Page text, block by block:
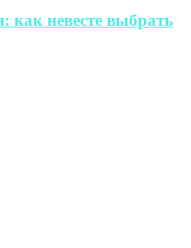
как невесте выбрать